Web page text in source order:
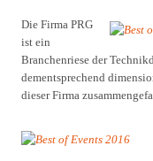
Die Firma PRG
ist ein
Branchenriese der
dementsprechend
dieser Firma